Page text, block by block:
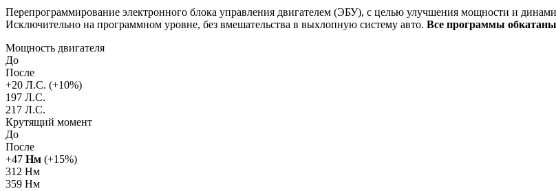
Перепрограммирование электронного блока управления двигателем (ЭБУ), с целью улучшения мощности и
Исключительно на программном уровне, без вмешательства в выхлопную систему авто. Все программы
Мощность двигателя
До
После
+20 Л.С. (+10%)
197 Л.С.
217 Л.С.
Крутящий момент
До
После
+47 Нм (+15%)
312 Нм
359 Нм